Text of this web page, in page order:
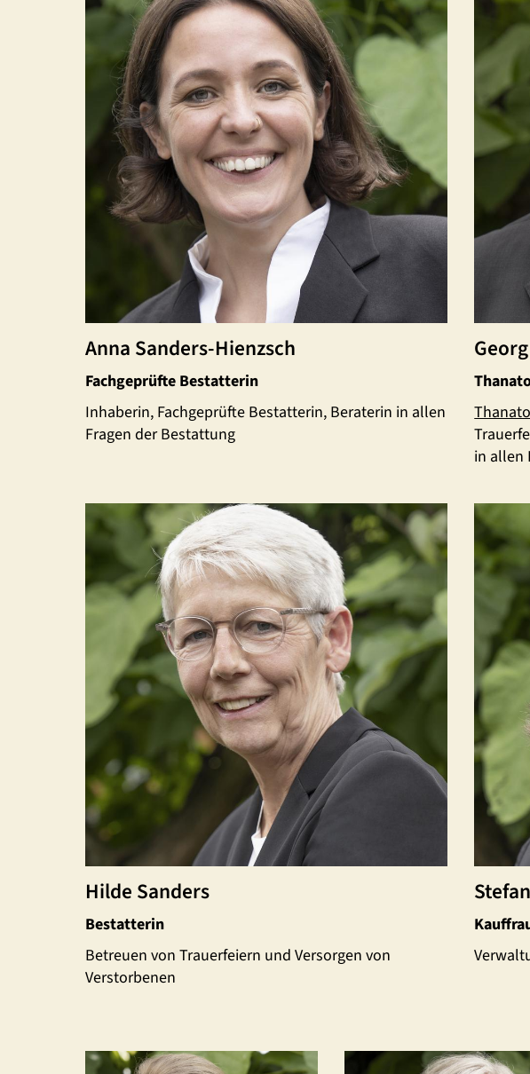
Anna Sanders-Hienzsch
Fachgeprüfte Bestatterin
Inhaberin, Fachgeprüfte Bestatterin, Beraterin in allen
Fragen der Bestattung
in allen
Hilde Sanders
Bestatterin
Betreuen von Trauerfeiern und Versorgen von
Verstorbenen